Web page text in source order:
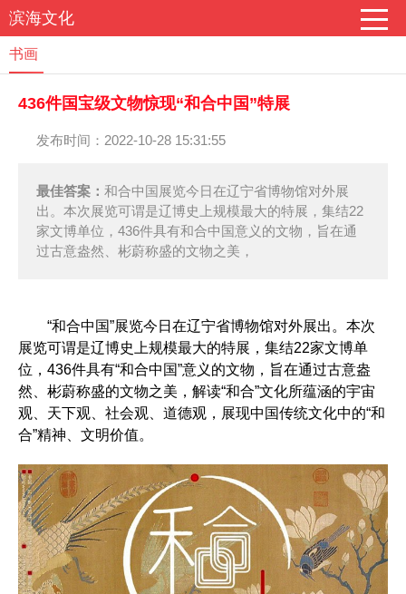
滨海文化
书画
436件国宝级文物惊现“和合中国”特展
发布时间：2022-10-28 15:31:55
最佳答案： 和合中国展览今日在辽宁省博物馆对外展
出。本次展览可谓是辽博史上规模最大的特展，集结22
家文博单位，436件具有和合中国意义的文物，旨在通
过古意盎然、彬蔚称盛的文物之美，
“和合中国”展览今日在辽宁省博物馆对外展出。本次
展览可谓是辽博史上规模最大的特展，集结22家文博单
位，436件具有“和合中国”意义的文物，旨在通过古意盎
然、彬蔚称盛的文物之美，解读“和合”文化所蕴涵的宇宙
观、天下观、社会观、道德观，展现中国传统文化中的“和
合”精神、文明价值。